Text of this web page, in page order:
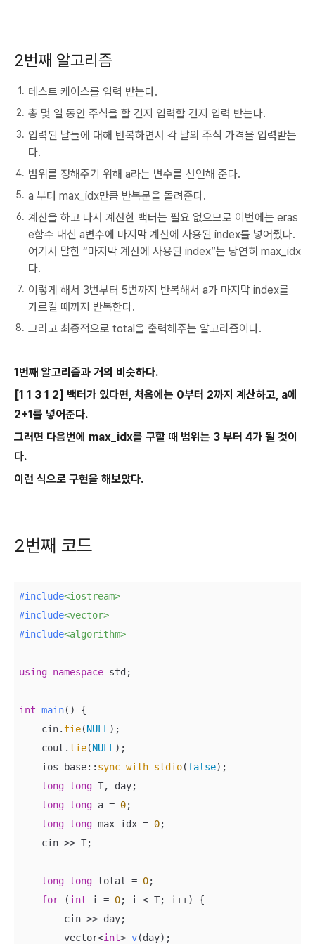
2번째 알고리즘
테스트 케이스를 입력 받는다.
총 몇 일 동안 주식을 할 건지 입력할 건지 입력 받는다.
입력된 날들에 대해 반복하면서 각 날의 주식 가격을 입력받는
다.
범위를 정해주기 위해 a라는 변수를 선언해 준다.
a 부터 max_idx만큼 반복문을 돌려준다.
계산을 하고 나서 계산한 백터는 필요 없으므로 이번에는 eras
e함수 대신 a변수에 마지막 계산에 사용된 index를 넣어줬다.
여기서 말한 “마지막 계산에 사용된 index”는 당연히 max_idx
다.
이렇게 해서 3번부터 5번까지 반복해서 a가 마지막 index를
가르킬 때까지 반복한다.
그리고 최종적으로 total을 출력해주는 알고리즘이다.
1번째 알고리즘과 거의 비슷하다.
[1 1 3 1 2] 백터가 있다면, 처음에는 0부터 2까지 계산하고, a에
2+1를 넣어준다.
그러면 다음번에 max_idx를 구할 때 범위는 3 부터 4가 될 것이
다.
이런 식으로 구현을 해보았다.
2번째 코드
#include<iostream>
#include<vector>
#include<algorithm>
using namespace std;
int main()
{
    cin.
tie(NULL );
    cout.
tie(NULL );
    ios_base::
sync_with_stdio(false);
long long T, day;
long long a = 0;
long long max_idx = 0;
    cin >> T;
long long total = 0;
for (int i = 0; i < T; i++) {
        cin >> day;
vector<int> v(day) ;